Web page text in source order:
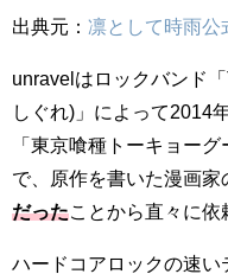
出典元： 凛として時雨公
unravelはロックバンド
しぐれ)」によって2014
「東京喰種トーキョー
で、原作を書いた漫画家
だった ことから直々に依
ハードコアロックの速い